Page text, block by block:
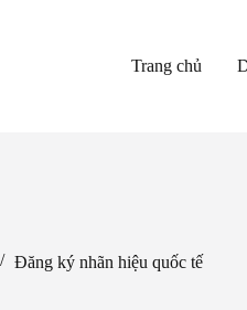
Trang chủ
Đăng ký nhãn hiệu quốc tế